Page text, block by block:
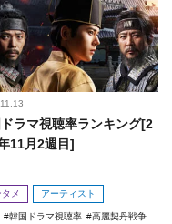
ラマ視聴率ランキング[2
11月2週目]
メ アーティスト
韓国ドラマ視聴率 高麗契丹戦争